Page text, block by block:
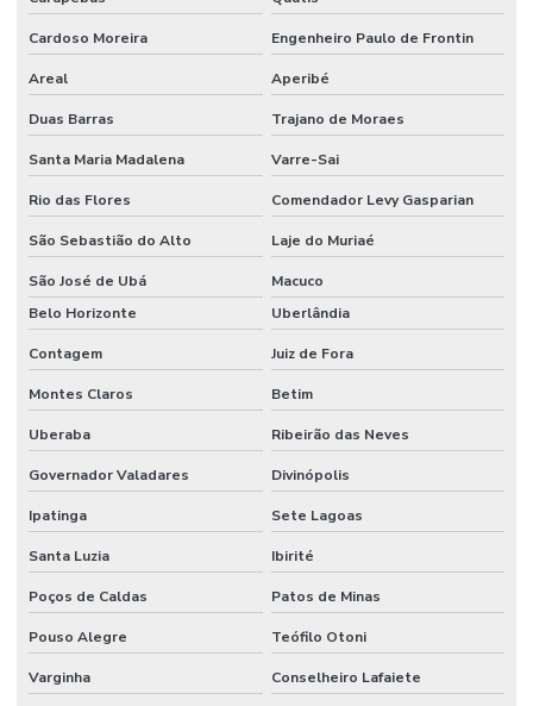
Cardoso Moreira Engenheiro Paulo de Frontin
Areal Aperibé
Duas Barras Trajano de Moraes
Santa Maria Madalena Varre-Sai
Rio das Flores Comendador Levy Gasparian
São Sebastião do Alto Laje do Muriaé
São José de Ubá
Macuco
Belo Horizonte
Uberlândia
Contagem Juiz de Fora
Montes Claros Betim
Uberaba Ribeirão das Neves
Governador Valadares Divinópolis
Ipatinga Sete Lagoas
Santa Luzia Ibirité
Poços de Caldas Patos de Minas
Pouso Alegre Teófilo Otoni
Varginha Conselheiro Lafaiete